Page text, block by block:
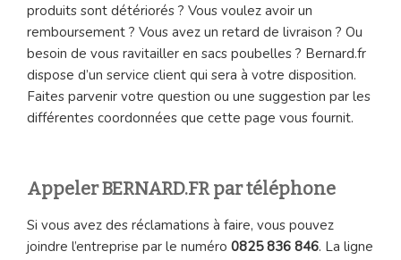
produits sont détériorés ? Vous voulez avoir un
remboursement ? Vous avez un retard de livraison ? Ou
besoin de vous ravitailler en sacs poubelles ? Bernard.fr
dispose d’un service client qui sera à votre disposition.
Faites parvenir votre question ou une suggestion par les
différentes coordonnées que cette page vous fournit.
Appeler BERNARD.FR par téléphone
Si vous avez des réclamations à faire, vous pouvez
joindre l’entreprise par le numéro 0825 836 846. La ligne